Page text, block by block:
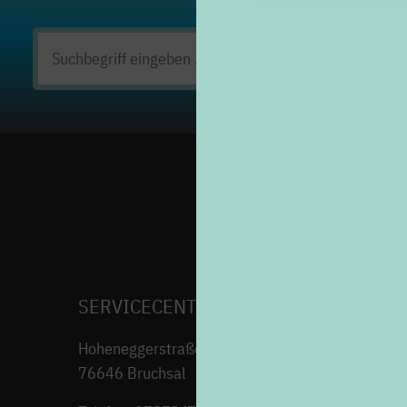
Suchen
nach:
SERVICECENTER H7
Hoheneggerstraße 7
76646 Bruchsal